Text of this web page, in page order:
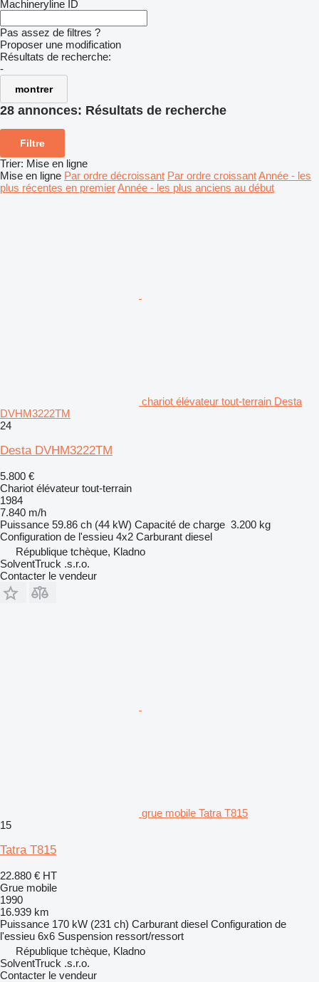
Machineryline ID
Pas assez de filtres ?
Proposer une modification
Résultats de recherche:
-
montrer
28 annonces: Résultats de recherche
Filtre
Trier: Mise en ligne
Mise en ligne Par ordre décroissant Par ordre croissantAnnée - les
plus récentes en premierAnnée - les plus anciens au début
chariot élévateur tout-terrain Desta
DVHM3222TM
24
Desta DVHM3222TM
5.800 €
Chariot élévateur tout-terrain
1984
7.840 m/h
Puissance 59.86 ch (44 kW) Capacité de charge 3.200 kg
Configuration de l'essieu 4x2 Carburant diesel
République tchèque, Kladno
SolventTruck .s.r.o.
Contacter le vendeur
grue mobile Tatra T815
15
Tatra T815
22.880 € HT
Grue mobile
1990
16.939 km
Puissance 170 kW (231 ch) Carburant diesel Configuration de
l'essieu 6x6 Suspension ressort/ressort
République tchèque, Kladno
SolventTruck .s.r.o.
Contacter le vendeur